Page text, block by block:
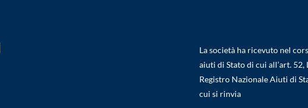
La società ha ricevuto nel
aiuti di Stato di cui all’art.
Registro Nazionale Aiuti di
cui si rinvia